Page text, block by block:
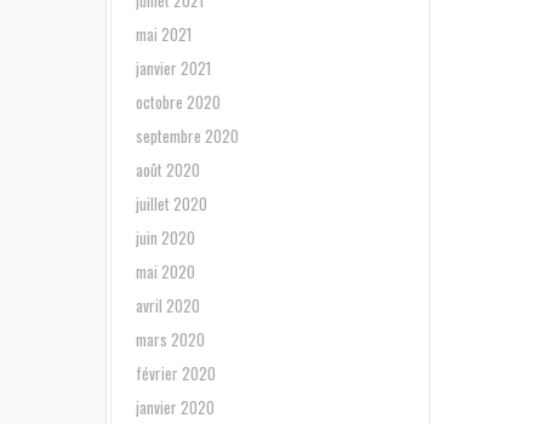
mai 2021
janvier 2021
octobre 2020
septembre 2020
août 2020
juillet 2020
juin 2020
mai 2020
avril 2020
mars 2020
février 2020
janvier 2020